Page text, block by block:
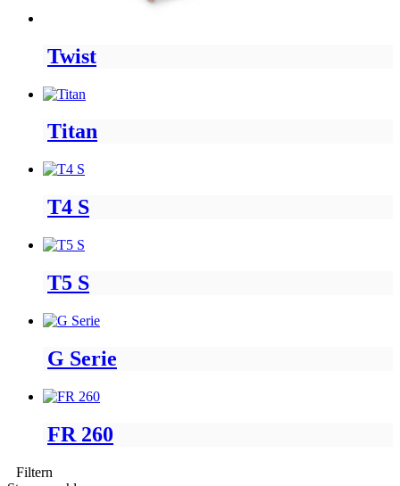
Twist
Titan
T4 S
T5 S
G Serie
FR 260
Filtern